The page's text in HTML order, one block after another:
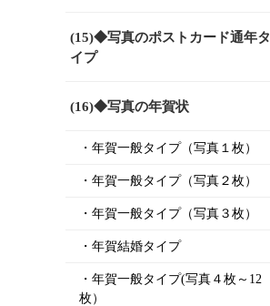
(15)◆写真のポストカード通年タ
イプ
(16)◆写真の年賀状
・年賀一般タイプ（写真１枚）
・年賀一般タイプ（写真２枚）
・年賀一般タイプ（写真３枚）
・年賀結婚タイプ
・年賀一般タイプ(写真４枚～12
枚）